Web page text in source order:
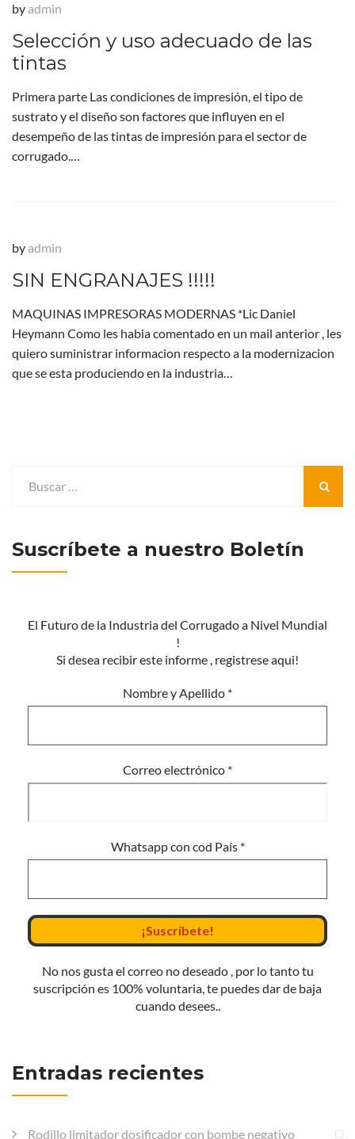
by admin
Selección y uso adecuado de las
tintas
Primera parte Las condiciones de impresión, el tipo de
sustrato y el diseño son factores que influyen en el
desempeño de las tintas de impresión para el sector de
corrugado.…
by admin
SIN ENGRANAJES !!!!!
MAQUINAS IMPRESORAS MODERNAS *Lic Daniel
Heymann Como les habia comentado en un mail anterior , les
quiero suministrar informacion respecto a la modernizacion
que se esta produciendo en la industria…
Suscríbete a nuestro Boletín
El Futuro de la Industria del Corrugado a Nivel Mundial
!
Si desea recibir este informe , registrese aqui!
Nombre y Apellido *
Correo electrónico *
Whatsapp con cod País *
No nos gusta el correo no deseado , por lo tanto tu
suscripción es 100% voluntaria, te puedes dar de baja
cuando desees..
Entradas recientes
Rodillo limitador dosificador con bombe negativo